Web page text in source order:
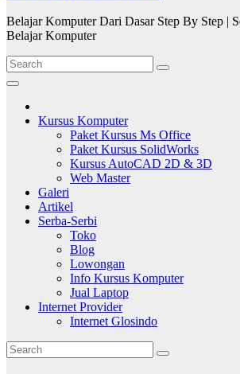
Belajar Komputer Dari Dasar Step By Step |
Belajar Komputer
Kursus Komputer
Paket Kursus Ms Office
Paket Kursus SolidWorks
Kursus AutoCAD 2D & 3D
Web Master
Galeri
Artikel
Serba-Serbi
Toko
Blog
Lowongan
Info Kursus Komputer
Jual Laptop
Internet Provider
Internet Glosindo